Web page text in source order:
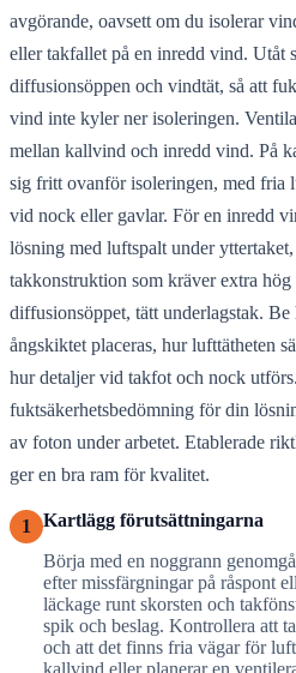
avgörande, oavsett om du isolerar
eller takfallet på en inredd vind. Utåt
diffusionsöppen och vindtät, så att
vind inte kyler ner isoleringen.
mellan kallvind och inredd vind. På
sig fritt ovanför isoleringen, med fria
vid nock eller gavlar. För en inredd
lösning med luftspalt under
takkonstruktion som kräver extra
diffusionsöppet, tätt underlagstak.
ångskiktet placeras, hur lufttätheten
hur detaljer vid takfot och nock
fuktsäkerhetsbedömning för din
av foton under arbetet. Etablerade
ger en bra ram för kvalitet.
1
Kartlägg förutsättningarna
Börja med en noggrann
efter missfärgningar på råspont
läckage runt skorsten och
spik och beslag. Kontrollera att
och att det finns fria vägar för
kallvind eller planerar en